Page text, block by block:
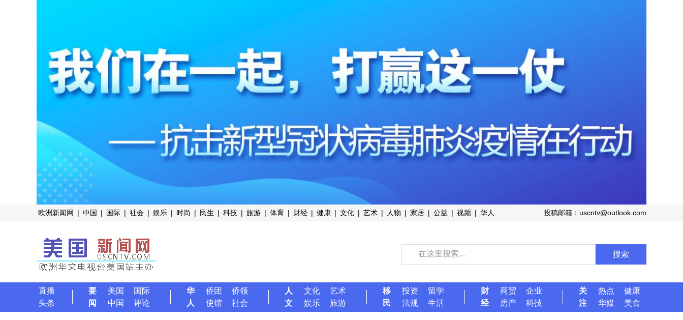
欧洲新闻网 | 中国 | 国际 | 社会 | 娱乐 | 时尚 | 民生 | 科技 | 旅游 | 体育 | 财经 | 健康 | 文化 | 艺术 | 人物 | 家居 | 公益 | 视频 | 华人 投稿邮箱：uscntv@outlook.com
搜索
直播
头条
要
闻
美国
国际
中国
评论
华
人
侨团
侨领
使馆
社会
人
文
文化
艺术
娱乐
旅游
移
民
投资
留学
法规
生活
财
经
商贸
企业
房产
科技
关
注
热点
健康
华媒
美食